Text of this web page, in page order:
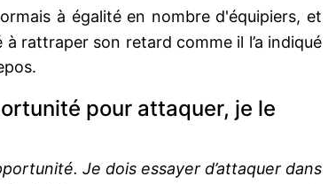
à égalité en nombre d'équipiers, et
à rattraper son retard comme il l’a indiqué
pour attaquer, je le
Je dois essayer d’attaquer dans